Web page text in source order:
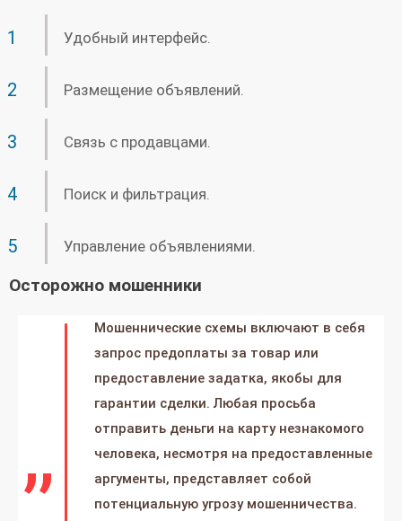
Удобный интерфейс.
Размещение объявлений.
Связь с продавцами.
Поиск и фильтрация.
Управление объявлениями.
Осторожно мошенники
Мошеннические схемы включают в себя
запрос предоплаты за товар или
предоставление задатка, якобы для
гарантии сделки. Любая просьба
отправить деньги на карту незнакомого
человека, несмотря на предоставленные
аргументы, представляет собой
потенциальную угрозу мошенничества.